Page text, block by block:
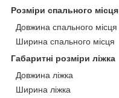
Розміри спального місця
Довжина спального місця
Ширина спального місця
Габаритні розміри ліжка
Довжина ліжка
Ширина ліжка